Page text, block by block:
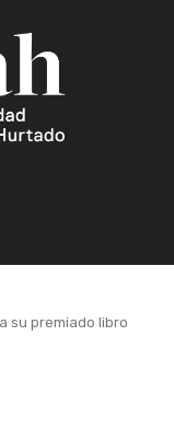
su premiado libro